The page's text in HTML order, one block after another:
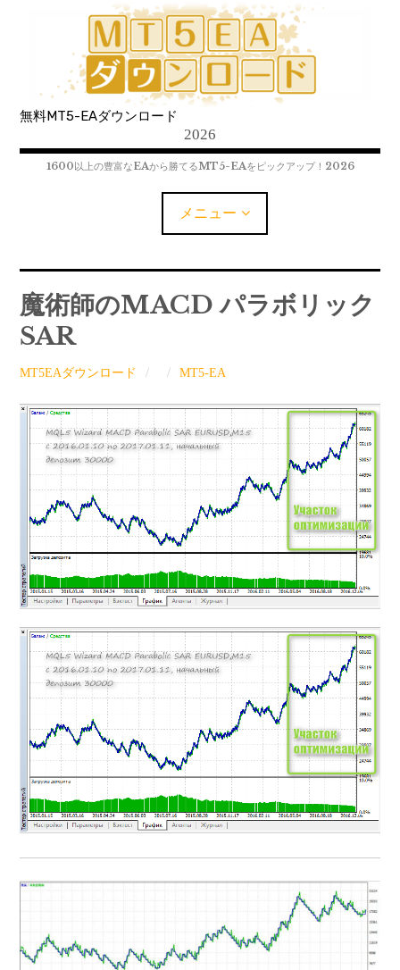
無料MT5-EAダウンロード
2026
1600以上の豊富なEAから勝てるMT5-EAをピックアップ！2026
メニュー
MT5-EAﾀﾞｳﾝﾛｰﾄﾞ
MT5インジケーター(制限解除中)
MT4-EAﾀﾞｳﾝﾛｰﾄﾞ
MT4インジケーター(制限解除中)
魔術師のMACD パラボリック
SAR
MT5EAダウンロード MT5-EA